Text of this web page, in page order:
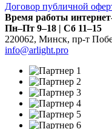
Договор публичной
Время работы
Пн–Пт 9–18 | Сб 11–15
220062, Минск, пр-т
info@arlight.pro